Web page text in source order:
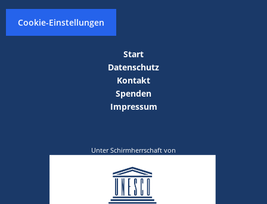
Cookie-Einstellungen
Start
Datenschutz
Kontakt
Spenden
Impressum
Unter Schirmherrschaft von